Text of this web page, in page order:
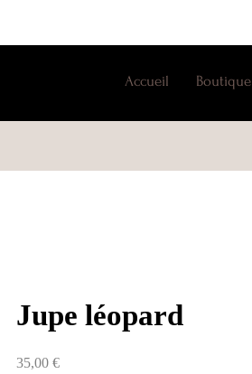
Accueil Boutique
Jupe léopard
35,00 €Prix